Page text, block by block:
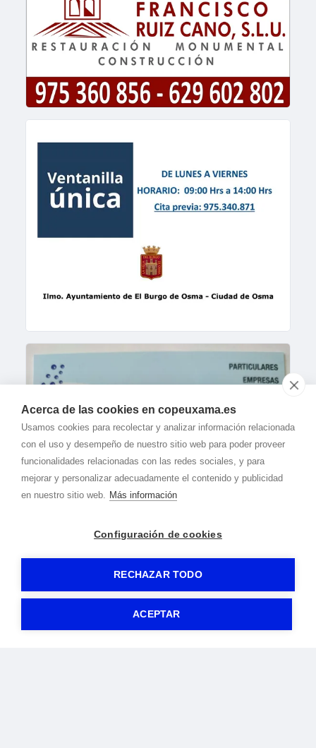
Acerca de las cookies en copeuxama.es
Usamos cookies para recolectar y analizar información relacionada
con el uso y desempeño de nuestro sitio web para poder proveer
funcionalidades relacionadas con las redes sociales, y para
mejorar y personalizar adecuadamente el contenido y publicidad
en nuestro sitio web. Más información
Configuración de cookies
RECHAZAR TODO
ACEPTAR
© 2020-2026 Cope Uxama -Aviso legal|Política de privacidad|
Política de cookies-By